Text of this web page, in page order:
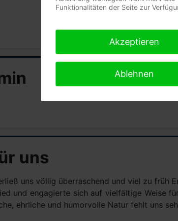
uns
uns völlig überraschend und viel zu früh
und engagierte sich auf vielfältige Weise
ehrliche und humorvolle Natur fehlt uns
Funktionalitäten der Seite zur
Akzeptieren
Ablehnen